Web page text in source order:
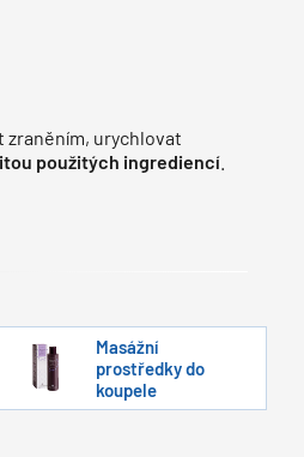
zraněním, urychlovat
použitých ingrediencí
Masážní
prostředky do
koupele